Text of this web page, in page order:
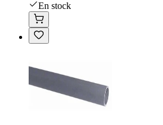
En stock